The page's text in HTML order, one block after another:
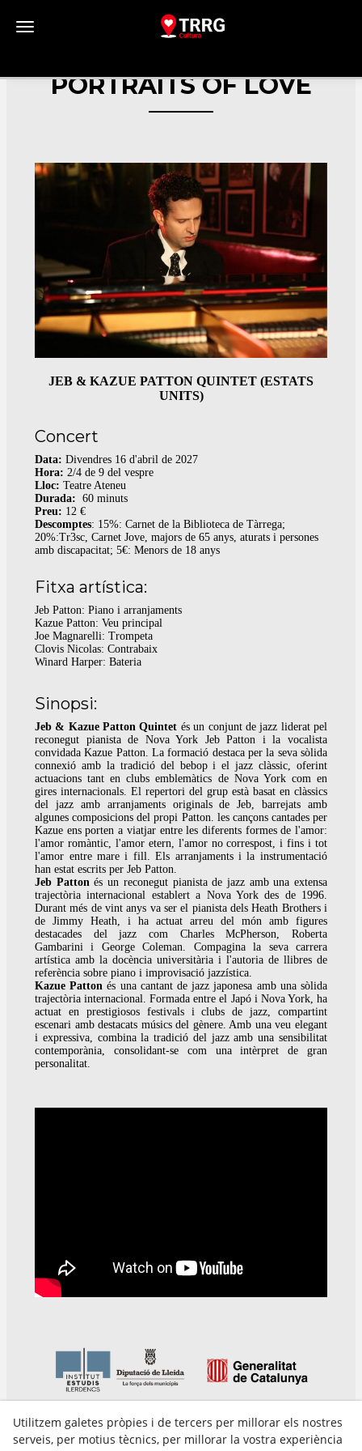
Toggle navigation
PORTRAITS OF LOVE
JEB & KAZUE PATTON QUINTET (ESTATS
UNITS)
Concert
Data: Divendres 16 d'abril de 2027
Hora: 2/4 de 9 del vespre
Lloc: Teatre Ateneu
Durada: 60 minuts
Preu: 12 €
Descomptes: 15%: Carnet de la Biblioteca de Tàrrega;
20%:Tr3sc, Carnet Jove, majors de 65 anys, aturats i persones
amb discapacitat; 5€: Menors de 18 anys
Fitxa artística:
Jeb Patton: Piano i arranjaments
Kazue Patton: Veu principal
Joe Magnarelli: Trompeta
Clovis Nicolas: Contrabaix
Winard Harper: Bateria
Sinopsi:
Jeb & Kazue Patton Quintet és un conjunt de jazz liderat pel
reconegut pianista de Nova York Jeb Patton i la vocalista
convidada Kazue Patton. La formació destaca per la seva sòlida
connexió amb la tradició del bebop i el jazz clàssic, oferint
actuacions tant en clubs emblemàtics de Nova York com en
gires internacionals. El repertori del grup està basat en clàssics
del jazz amb arranjaments originals de Jeb, barrejats amb
algunes composicions del propi Patton. les cançons cantades per
Kazue ens porten a viatjar entre les diferents formes de l'amor:
l'amor romàntic, l'amor etern, l'amor no correspost, i fins i tot
l'amor entre mare i fill. Els arranjaments i la instrumentació
han estat escrits per Jeb Patton.
Jeb Pattonés un reconegut pianista de jazz amb una extensa
trajectòria internacional establert a Nova York des de 1996.
Durant més de vint anys va ser el pianista dels Heath Brothers i
de Jimmy Heath, i ha actuat arreu del món amb figures
destacades del jazz com Charles McPherson, Roberta
Gambarini i George Coleman. Compagina la seva carrera
artística amb la docència universitària i l'autoria de llibres de
referència sobre piano i improvisació jazzística.
Kazue Patton és una cantant de jazz japonesa amb una sòlida
trajectòria internacional. Formada entre el Japó i Nova York, ha
actuat en prestigiosos festivals i clubs de jazz, compartint
escenari amb destacats músics del gènere. Amb una veu elegant
i expressiva, combina la tradició del jazz amb una sensibilitat
contemporània, consolidant-se com una intèrpret de gran
personalitat.
Utilitzem galetes pròpies i de tercers per millorar els nostres
serveis, per motius tècnics, per millorar la vostra experiència